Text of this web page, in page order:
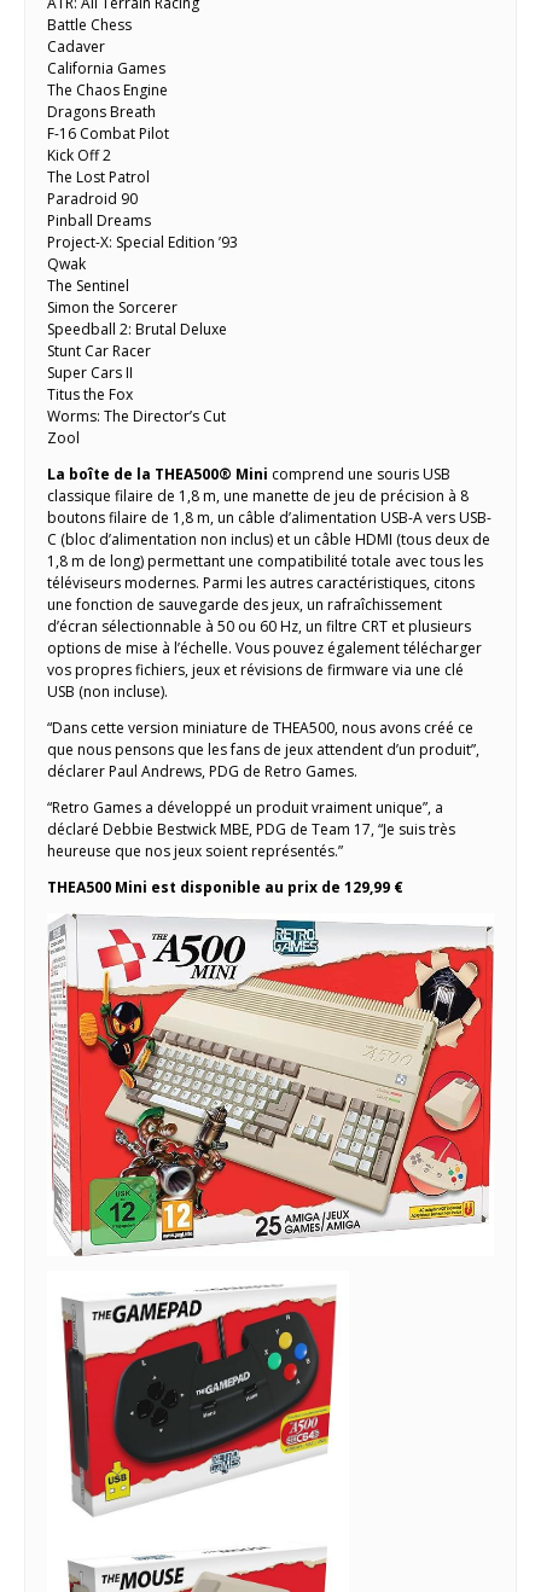
Battle Chess
Cadaver
California Games
The Chaos Engine
Dragons Breath
F-16 Combat Pilot
Kick Off 2
The Lost Patrol
Paradroid 90
Pinball Dreams
Project-X: Special Edition ’93
Qwak
The Sentinel
Simon the Sorcerer
Speedball 2: Brutal Deluxe
Stunt Car Racer
Super Cars II
Titus the Fox
Worms: The Director’s Cut
Zool
La boîte de la THEA500® Mini comprend une souris USB
classique filaire de 1,8 m, une manette de jeu de précision à 8
boutons filaire de 1,8 m, un câble d’alimentation USB-A vers USB-
C (bloc d’alimentation non inclus) et un câble HDMI (tous deux de
1,8 m de long) permettant une compatibilité totale avec tous les
téléviseurs modernes. Parmi les autres caractéristiques, citons
une fonction de sauvegarde des jeux, un rafraîchissement
d’écran sélectionnable à 50 ou 60 Hz, un filtre CRT et plusieurs
options de mise à l’échelle. Vous pouvez également télécharger
vos propres fichiers, jeux et révisions de firmware via une clé
USB (non incluse).
“Dans cette version miniature de THEA500, nous avons créé ce
que nous pensons que les fans de jeux attendent d’un produit”,
déclarer Paul Andrews, PDG de Retro Games.
“Retro Games a développé un produit vraiment unique”, a
déclaré Debbie Bestwick MBE, PDG de Team 17, “Je suis très
heureuse que nos jeux soient représentés.”
THEA500 Mini est disponible au prix de 129,99 €